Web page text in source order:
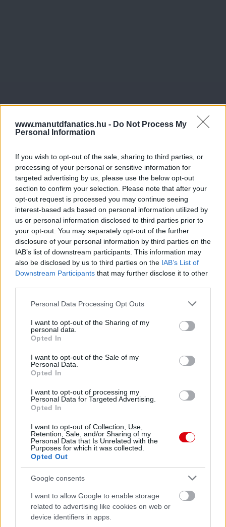
www.manutdfanatics.hu - Do Not Process My
Personal Information
If you wish to opt-out of the sale, sharing to third parties, or
processing of your personal or sensitive information for
targeted advertising by us, please use the below opt-out
section to confirm your selection. Please note that after your
opt-out request is processed you may continue seeing
interest-based ads based on personal information utilized by
us or personal information disclosed to third parties prior to
your opt-out. You may separately opt-out of the further
disclosure of your personal information by third parties on the
IAB’s list of downstream participants. This information may
also be disclosed by us to third parties on the IAB’s List of
Downstream Participants that may further disclose it to other
Please note that this website/app uses one or more Google
not limited to your visit or usage behaviour. You may click to
grant or deny consent to Google and its third-party tags to
use your data for below specified purposes in below Google
consent section.
Personal Data Processing Opt Outs
I want to opt-out of the Sharing of my
personal data.
Opted In
I want to opt-out of the Sale of my
Personal Data.
Opted In
I want to opt-out of processing my
Personal Data for Targeted Advertising.
Opted In
I want to opt-out of Collection, Use,
Retention, Sale, and/or Sharing of my
Personal Data that Is Unrelated with the
Purposes for which it was collected.
Opted Out
Google consents
I want to allow Google to enable storage
related to advertising like cookies on web or
device identifiers in apps.
Paris Saint-Germain
Manchester United
Felkészülési szezon 4. mérkőzés
Nya Ullevi, Göteborg
2026-08-08 17:00
0 nap 9 óra 50 perc 25 másodperc
Leeds Unitedvs Manchester United2026-08-12 20:30
AC MilanvsManchester United
ELŐZŐ MÉRKŐZÉSEK
Támogatás